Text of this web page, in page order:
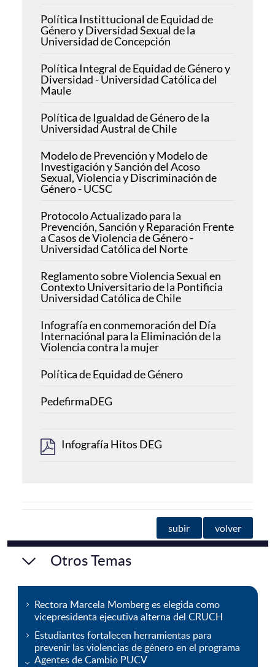
Política Instittucional de Equidad de
Género y Diversidad Sexual de la
Universidad de Concepción
Política Integral de Equidad de Género y
Diversidad - Universidad Católica del
Maule
Política de Igualdad de Género de la
Universidad Austral de Chile
Modelo de Prevención y Modelo de
Investigación y Sanción del Acoso
Sexual, Violencia y Discriminación de
Género - UCSC
Protocolo Actualizado para la
Prevención, Sanción y Reparación Frente
a Casos de Violencia de Género -
Universidad Católica del Norte
Reglamento sobre Violencia Sexual en
Contexto Universitario de la Pontificia
Universidad Católica de Chile
Infografía en conmemoración del Día
Internaciónal para la Eliminación de la
Violencia contra la mujer
Política de Equidad de Género
PedefirmaDEG
Infografía Hitos DEG
subir volver
Otros Temas
Rectora Marcela Momberg es elegida como
vicepresidenta ejecutiva alterna del CRUCH
Estudiantes fortalecen herramientas para
prevenir las violencias de género en el programa
Agentes de Cambio PUCV